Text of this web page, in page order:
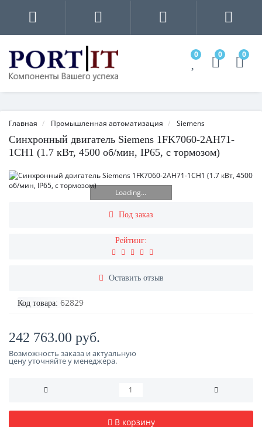
0 0 0
Главная Промышленная автоматизация Siemens
Синхронный двигатель Siemens 1FK7060-2AH71-
1CH1 (1.7 кВт, 4500 об/мин, IP65, с тормозом)
Loading...
Под заказ
Рейтинг:
Оставить отзыв
Код товара: 62829
242 763.00 руб.
Возможность заказа и актуальную
цену уточняйте у менеджера.
В корзину